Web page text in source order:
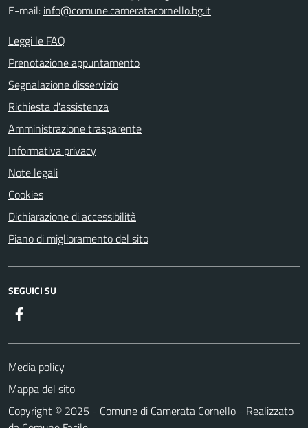
E-mail: info@comune.cameratacornello.bg.it
Leggi le FAQ
Prenotazione appuntamento
Segnalazione disservizio
Richiesta d'assistenza
Amministrazione trasparente
Informativa privacy
Note legali
Cookies
Dichiarazione di accessibilità
Piano di miglioramento del sito
SEGUICI SU
Media policy
Mappa del sito
Copyright © 2025 - Comune di Camerata Cornello - Realizzato